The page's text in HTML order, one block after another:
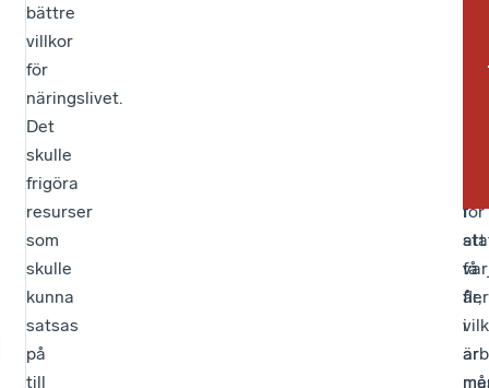
bättre
villkor
för
näringslivet.
Det
skulle
frigöra
resurser
som
skulle
kunna
satsas
på
till
i
år,
är
för
att
få
fler
i